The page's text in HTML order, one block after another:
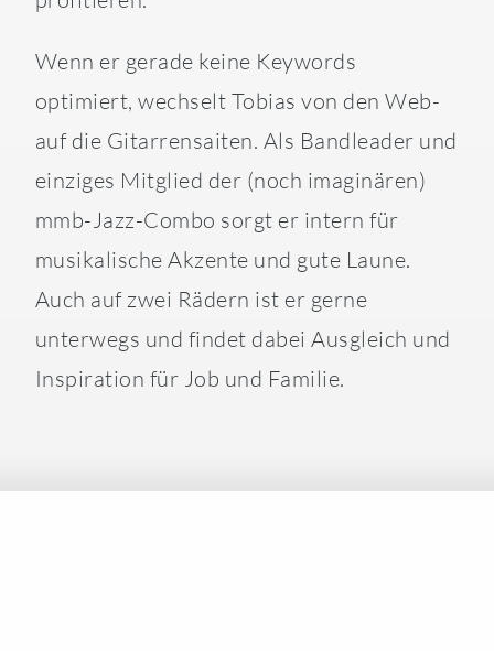
Wenn er gerade keine Keywords
optimiert, wechselt Tobias von den Web-
auf die Gitarrensaiten. Als Bandleader und
einziges Mitglied der (noch imaginären)
mmb-Jazz-Combo sorgt er intern für
musikalische Akzente und gute Laune.
Auch auf zwei Rädern ist er gerne
unterwegs und findet dabei Ausgleich und
Inspiration für Job und Familie.